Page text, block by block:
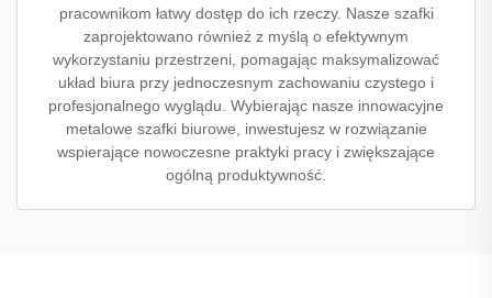
pracownikom łatwy dostęp do ich rzeczy. Nasze szafki
zaprojektowano również z myślą o efektywnym
wykorzystaniu przestrzeni, pomagając maksymalizować
układ biura przy jednoczesnym zachowaniu czystego i
profesjonalnego wyglądu. Wybierając nasze innowacyjne
metalowe szafki biurowe, inwestujesz w rozwiązanie
wspierające nowoczesne praktyki pracy i zwiększające
ogólną produktywność.